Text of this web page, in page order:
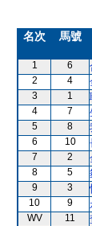
名次 馬號
1 6
2
4
3
1
4
7
5
8
6
10
7
2
8
5
9
3
10
9
WV
11